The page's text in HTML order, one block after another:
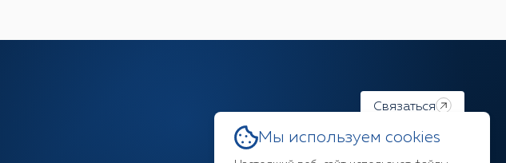
Связаться
Мы используем cookies